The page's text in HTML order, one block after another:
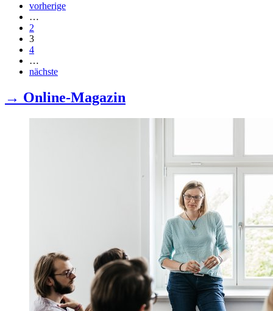
vorherige
…
2
3
4
…
nächste
→ Online-Magazin